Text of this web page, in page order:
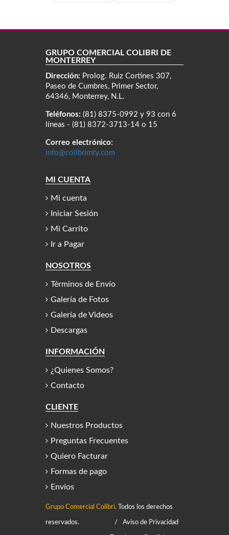
GRUPO COMERCIAL COLIBRÍ DE
MONTERREY
Dirección: Prolog. Ruiz Cortines 307,
Paseo de Cumbres, Primer Sector,
64346, Monterrey, N.L.
Teléfonos: (81) 8375-0992 y 93 con 6
líneas - (81) 8372-3713-14 o 15
Correo electrónico:
info@colibrimty.com
MI CUENTA
Mi cuenta
Iniciar Sesión
Mi Carrito
Ir a Pagar
NOSOTROS
Términos de Envío
Galería de Fotos
Galería de Videos
Descargas
INFORMACIÓN
¿Quienes Somos?
Contacto
CLIENTE
Nuestros Productos
Preguntas Frecuentes
Quiero Facturar
Formas de pago
Envíos
Grupo Comercial Colibri. Todos los derechos
reservados. Aviso de Privacidad
/